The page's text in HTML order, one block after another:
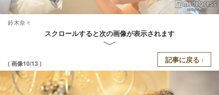
鈴木奈々
スクロールすると次の画像が表示されます
( 画像10/13 ) 記事に戻る